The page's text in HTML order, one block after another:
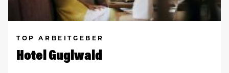
TOP ARBEITGEBER
Hotel Guglwald